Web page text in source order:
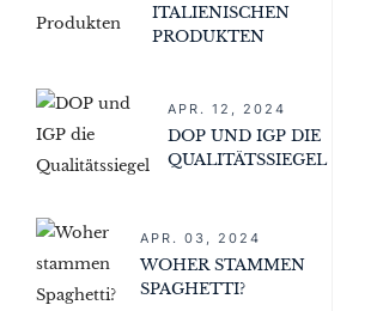
ITALIENISCHEN
PRODUKTEN
APR. 12, 2024
DOP UND IGP DIE
QUALITÄTSSIEGEL
APR. 03, 2024
WOHER STAMMEN
SPAGHETTI?